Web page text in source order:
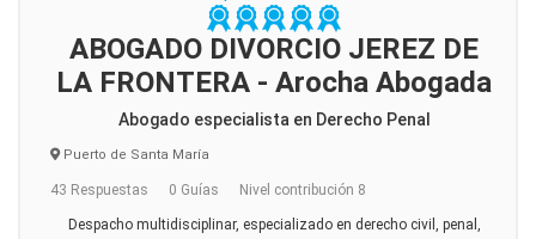
ABOGADO DIVORCIO JEREZ DE
LA FRONTERA - Arocha Abogada
Abogado especialista en Derecho Penal
Puerto de Santa María
43 Respuestas 0 Guías Nivel contribución 8
Despacho multidisciplinar, especializado en derecho civil, penal,